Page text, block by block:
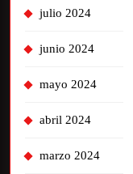
julio 2024
junio 2024
mayo 2024
abril 2024
marzo 2024